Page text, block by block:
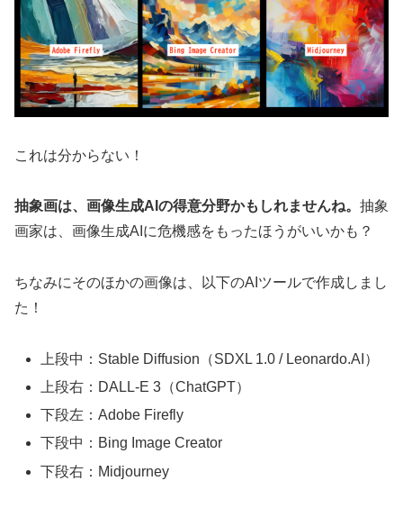
これは分からない！
抽象画は、画像生成AIの得意分野かもしれませんね。 抽象
画家は、画像生成AIに危機感をもったほうがいいかも？
ちなみにそのほかの画像は、以下のAIツールで作成しまし
た！
上段中：Stable Diffusion（SDXL 1.0 / Leonardo.AI）
上段右：DALL-E 3（ChatGPT）
下段左：Adobe Firefly
下段中：Bing Image Creator
下段右：Midjourney